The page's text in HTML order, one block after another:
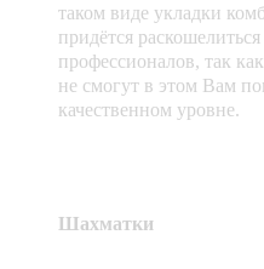
таком виде укладки
придётся
профессионалов, так
не смогут в этом Вам
качественном уровне.
Шахматки